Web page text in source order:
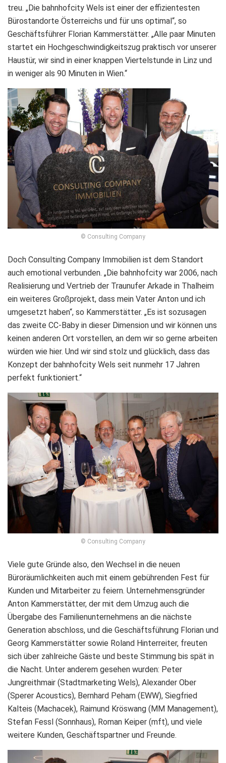
treu. „Die bahnhofcity Wels ist einer der effizientesten
Bürostandorte Österreichs und für uns optimal“, so
Geschäftsführer Florian Kammerstätter. „Alle paar Minuten
startet ein Hochgeschwindigkeitszug praktisch vor unserer
Haustür, wir sind in einer knappen Viertelstunde in Linz und
in weniger als 90 Minuten in Wien.“
© Consulting Company
Doch Consulting Company Immobilien ist dem Standort
auch emotional verbunden. „Die bahnhofcity war 2006, nach
Realisierung und Vertrieb der Traunufer Arkade in Thalheim
ein weiteres Großprojekt, dass mein Vater Anton und ich
umgesetzt haben“, so Kammerstätter. „Es ist sozusagen
das zweite CC-Baby in dieser Dimension und wir können uns
keinen anderen Ort vorstellen, an dem wir so gerne arbeiten
würden wie hier. Und wir sind stolz und glücklich, dass das
Konzept der bahnhofcity Wels seit nunmehr 17 Jahren
perfekt funktioniert.“
© Consulting Company
Viele gute Gründe also, den Wechsel in die neuen
Büroräumlichkeiten auch mit einem gebührenden Fest für
Kunden und Mitarbeiter zu feiern. Unternehmensgründer
Anton Kammerstätter, der mit dem Umzug auch die
Übergabe des Familienunternehmens an die nächste
Generation abschloss, und die Geschäftsführung Florian und
Georg Kammerstätter sowie Roland Hinterreiter, freuten
sich über zahlreiche Gäste und beste Stimmung bis spät in
die Nacht. Unter anderem gesehen wurden: Peter
Jungreithmair (Stadtmarketing Wels), Alexander Ober
(Sperer Acoustics), Bernhard Peham (EWW), Siegfried
Kalteis (Machacek), Raimund Kröswang (MM Management),
Stefan Fessl (Sonnhaus), Roman Keiper (mft), und viele
weitere Kunden, Geschäftspartner und Freunde.